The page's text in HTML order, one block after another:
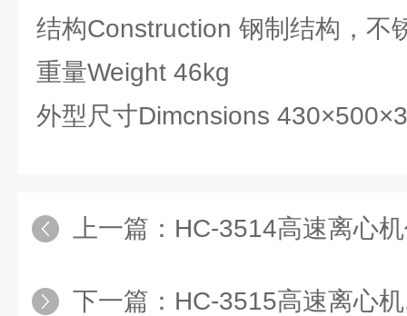
结构Construction 钢制结构，不
重量Weight 46kg
外型尺寸Dimcnsions
上一篇： HC-3514高速离心机
下一篇： HC-3515高速离心